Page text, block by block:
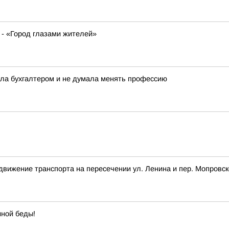
«Город глазами жителей»
бухгалтером и не думала менять профессию
транспорта на пересечении ул. Ленина и пер.
беды!